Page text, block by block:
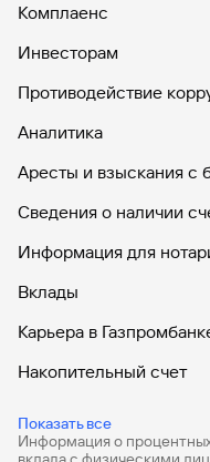
Комплаенс
Инвесторам
Противодействие
Аналитика
Аресты и взыскания с
Сведения о наличии
Информация для
Вклады
Карьера в
Накопительный счет
Показать все
Дебетовые карты с
Информация о